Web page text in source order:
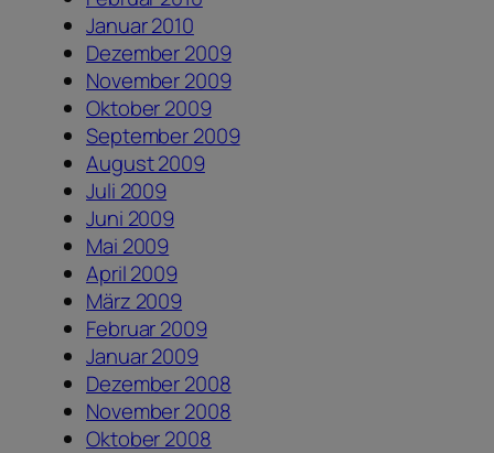
Januar 2010
Dezember 2009
November 2009
Oktober 2009
September 2009
August 2009
Juli 2009
Juni 2009
Mai 2009
April 2009
März 2009
Februar 2009
Januar 2009
Dezember 2008
November 2008
Oktober 2008